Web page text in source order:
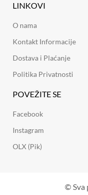
LINKOVI
O nama
Kontakt Informacije
Dostava i Plaćanje
Politika Privatnosti
POVEŽITE SE
Facebook
Instagram
OLX (Pik)
© Sva